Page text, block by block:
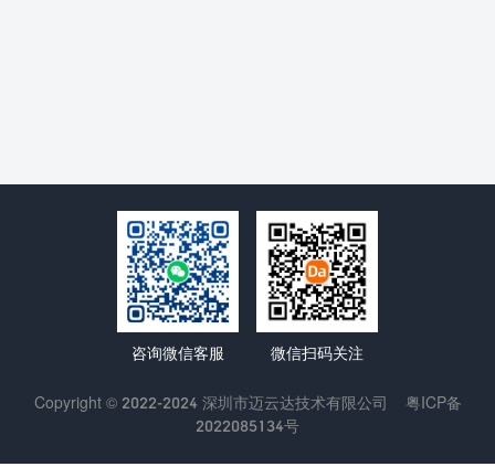
咨询微信客服 微信扫码关注
Copyright © 2022-2024 深圳市迈云达技术有限公司
粤ICP备
2022085134号